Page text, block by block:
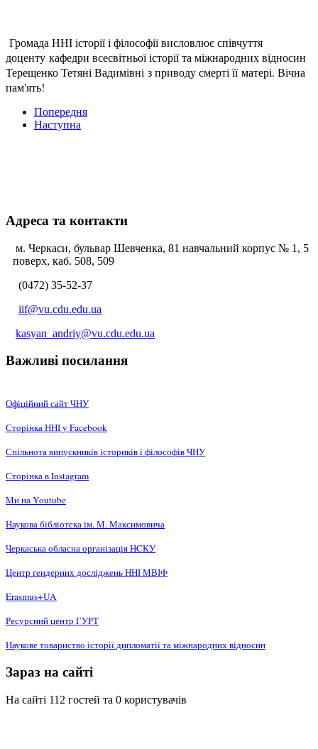
Громада ННІ історії і філософії висловлює співчуття
доценту кафедри всесвітньої історії та міжнародних відносин
Терещенко Тетяні Вадимівні з приводу смерті її матері. Вічна
пам'ять!
Попередня
Наступна
Адреса та контакти
м. Черкаси, бульвар Шевченка, 81 навчальний корпус № 1, 5
поверх, каб. 508, 509
(0472) 35-52-37
iif@vu.cdu.edu.ua
kasyan_andriy@vu.cdu.edu.ua
Важливі посилання
Офіційний сайт ЧНУ
Сторінка ННІ у Facebook
Спільнота випускників істориків і філософів ЧНУ
Сторінка в Instagram
Ми на Youtube
Наукова бібліотека ім. М. Максимовича
Черкаська обласна організація НCКУ
Центр ґендерних досліджень ННІ МВІФ
Erasmus+UA
Ресурсний центр ГУРТ
Наукове товариство історії дипломатії та міжнародних відносин
Зараз на сайті
На сайті 112 гостей та 0 користувачів